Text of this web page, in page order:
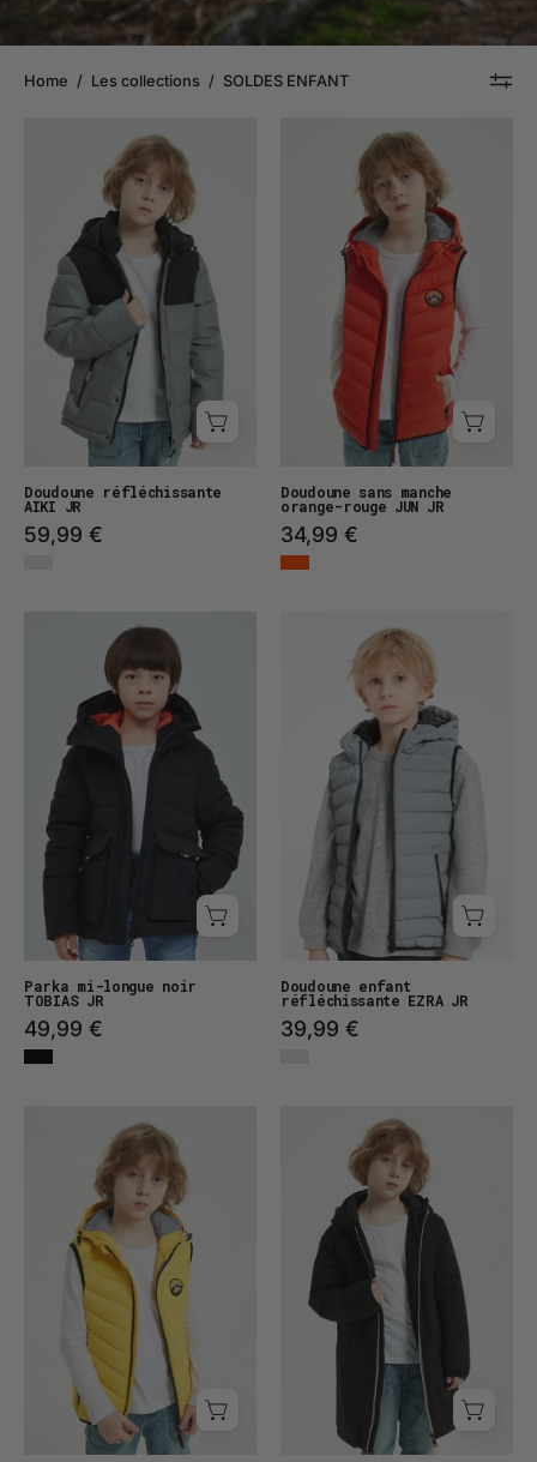
Home / Les collections / SOLDES ENFANT
Doudoune
réfléchissante
AIKI
JR
Doudoune réfléchissante
AIKI JR
59,99 €
Doudoune
enfant
sans
manches
orange
JUN
JR
Doudoune sans manche
orange-rouge JUN JR
34,99 €
Parka
longue
TOBIAS
JR
Parka mi-longue noir
TOBIAS JR
49,99 €
Doudoune
enfant
réfléchissante
EZRA
JR
Doudoune enfant
réfléchissante EZRA JR
39,99 €
Doudoune
enfant
sans
manches
jaune
clair
JUN
JR
Parka
longue
FELIX
JR